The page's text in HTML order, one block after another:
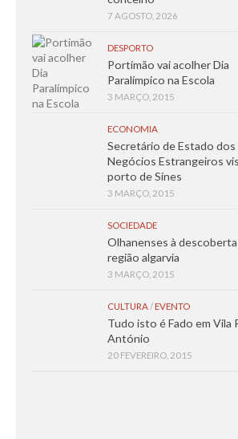
7 AGOSTO, 2026
DESPORTO
Portimão vai acolher Dia
Paralímpico na Escola
3 MARÇO, 2015
ECONOMIA
Secretário de Estado dos
Negócios Estrangeiros
porto de Sines
3 MARÇO, 2015
SOCIEDADE
Olhanenses à descoberta
região algarvia
3 MARÇO, 2015
CULTURA/ EVENTO
Tudo isto é Fado em Vila
António
20 FEVEREIRO, 2015